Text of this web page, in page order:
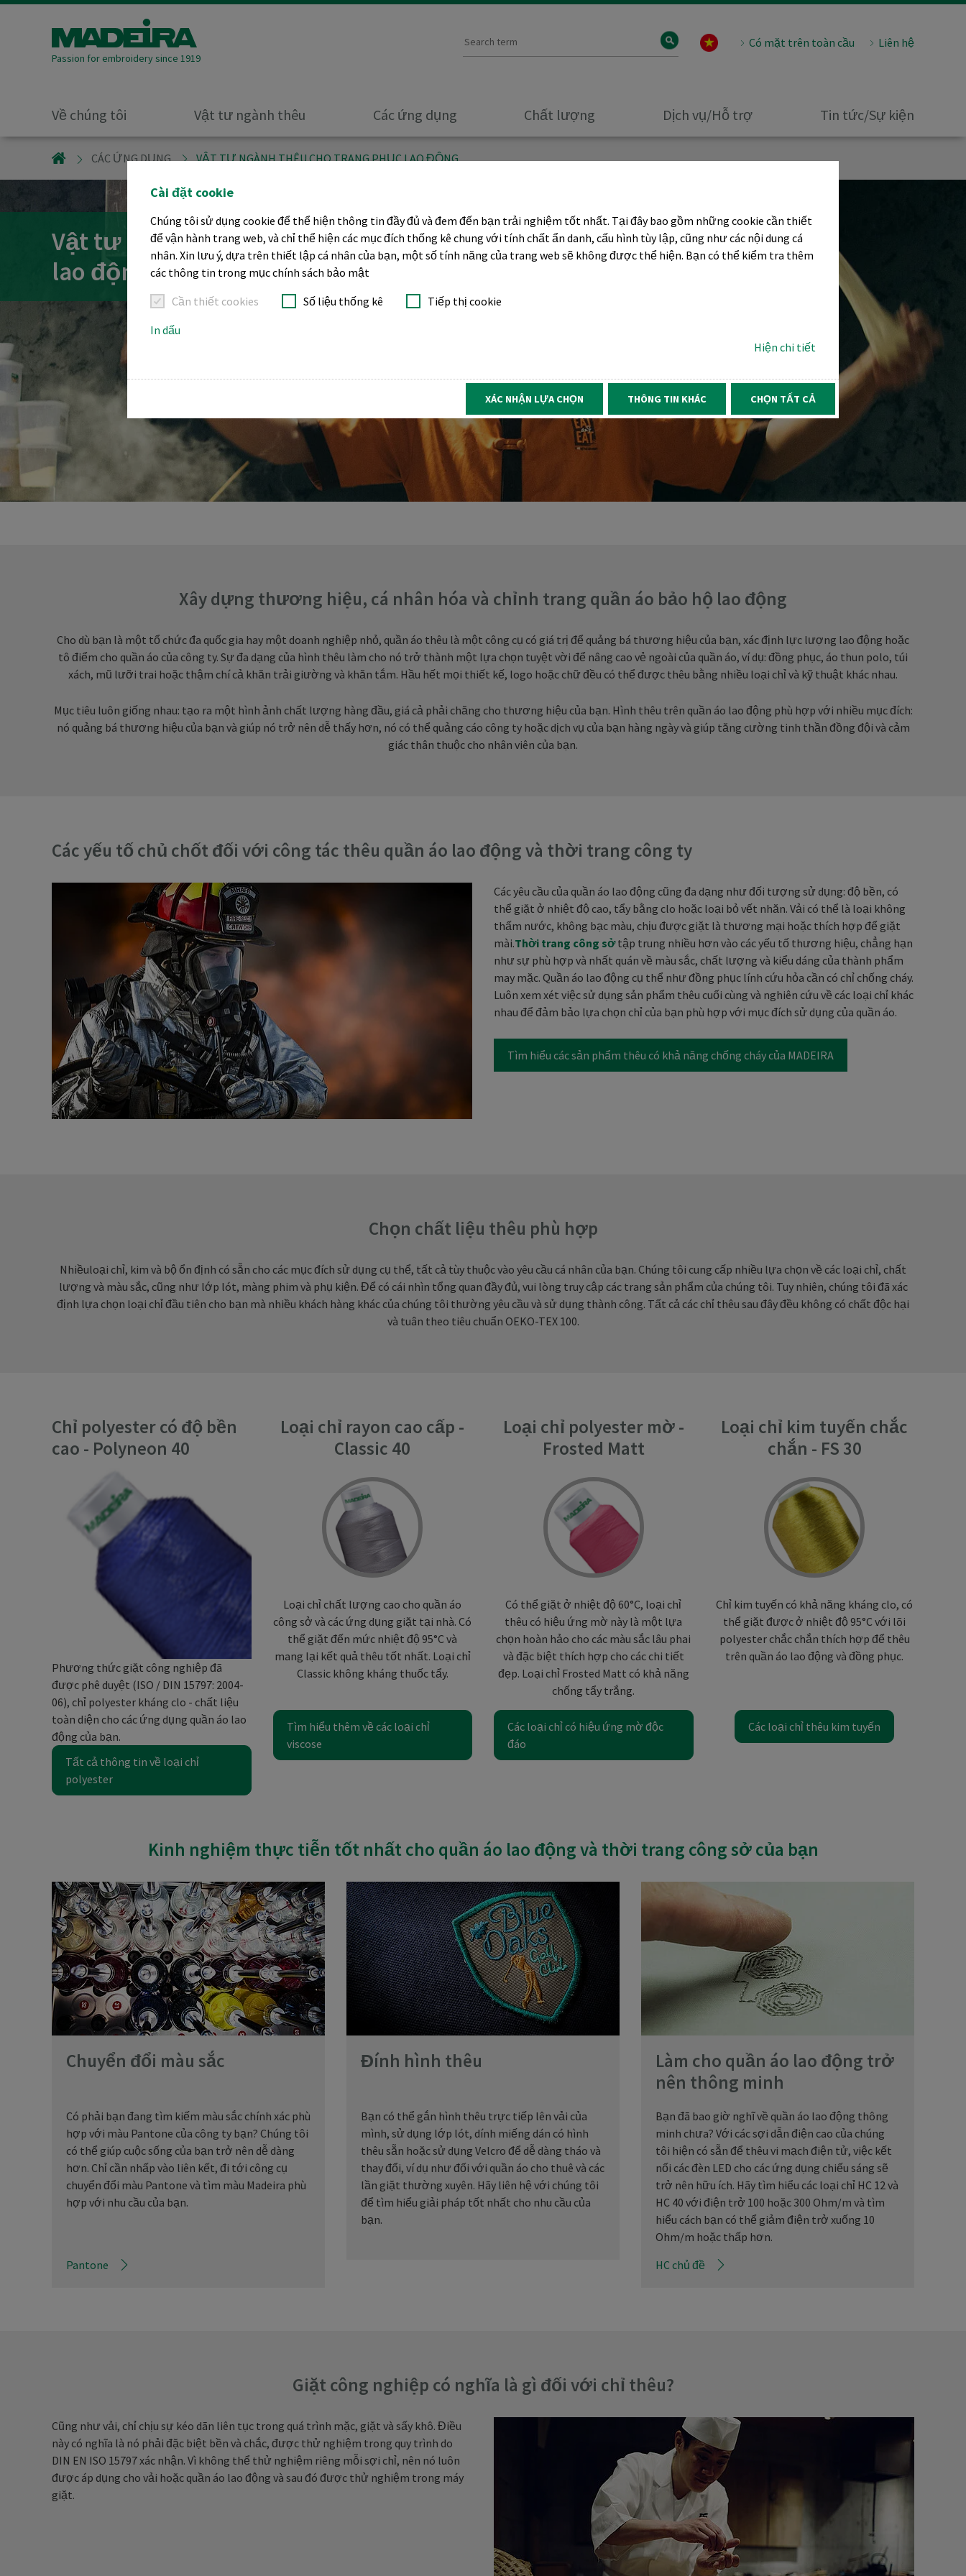
Cài đặt cookie
Chúng tôi sử dụng cookie để thể hiện thông tin đầy đủ và đem đến bạn trải nghiệm tốt nhất. Tại đây bao gồm những cookie cần thiết
để vận hành trang web, và chỉ thể hiện các mục đích thống kê chung với tính chất ẩn danh, cấu hình tùy lập, cũng như các nội dung cá
nhân. Xin lưu ý, dựa trên thiết lập cá nhân của bạn, một số tính năng của trang web sẽ không được thể hiện. Bạn có thể kiểm tra thêm
các thông tin trong mục chính sách bảo mật
Cần thiết cookies
Số liệu thống kê
Tiếp thị cookie
In dấu
Hiện chi tiết
XÁC NHẬN LỰA CHỌN THÔNG TIN KHÁC CHỌN TẤT CẢ
Passion for embroidery since 1919
Có mặt trên toàn cầu Liên hệ
Về chúng tôi Vật tư ngành thêu Các ứng dụng Chất lượng Dịch vụ/Hỗ trợ Tin tức/Sự kiện
GIẢI PHÁP THÊU
CÁC ỨNG DỤNG VẬT TƯ NGÀNH THÊU CHO TRANG PHỤC LAO ĐỘNG
Vật tư ngành thêu cho trang phục
lao động
Xây dựng thương hiệu, cá nhân hóa và chỉnh trang quần áo bảo hộ lao động
Cho dù bạn là một tổ chức đa quốc gia hay một doanh nghiệp nhỏ, quần áo thêu là một công cụ có giá trị để quảng bá thương hiệu của bạn, xác định lực lượng lao động hoặc
tô điểm cho quần áo của công ty. Sự đa dạng của hình thêu làm cho nó trở thành một lựa chọn tuyệt vời để nâng cao vẻ ngoài của quần áo, ví dụ: đồng phục, áo thun polo, túi
xách, mũ lưỡi trai hoặc thậm chí cả khăn trải giường và khăn tắm. Hầu hết mọi thiết kế, logo hoặc chữ đều có thể được thêu bằng nhiều loại chỉ và kỹ thuật khác nhau.
Mục tiêu luôn giống nhau: tạo ra một hình ảnh chất lượng hàng đầu, giá cả phải chăng cho thương hiệu của bạn. Hình thêu trên quần áo lao động phù hợp với nhiều mục đích:
nó quảng bá thương hiệu của bạn và giúp nó trở nên dễ thấy hơn, nó có thể quảng cáo công ty hoặc dịch vụ của bạn hàng ngày và giúp tăng cường tinh thần đồng đội và cảm
giác thân thuộc cho nhân viên của bạn.
Các yếu tố chủ chốt đối với công tác thêu quần áo lao động và thời trang công ty
Các yêu cầu của quần áo lao động cũng đa dạng như đối tượng sử dụng: độ bền, có
thể giặt ở nhiệt độ cao, tẩy bằng clo hoặc loại bỏ vết nhăn. Vải có thể là loại không
thấm nước, không bạc màu, chịu được giặt là thương mại hoặc thích hợp để giặt
mài.Thời trang công sởtập trung nhiều hơn vào các yếu tố thương hiệu, chẳng hạn
như sự phù hợp và nhất quán về màu sắc, chất lượng và kiểu dáng của thành phẩm
may mặc. Quần áo lao động cụ thể như đồng phục lính cứu hỏa cần có chỉ chống cháy.
Luôn xem xét việc sử dụng sản phẩm thêu cuối cùng và nghiên cứu về các loại chỉ khác
nhau để đảm bảo lựa chọn chỉ của bạn phù hợp với mục đích sử dụng của quần áo.
Tìm hiểu các sản phẩm thêu có khả năng chống cháy của MADEIRA
Chọn chất liệu thêu phù hợp
Nhiềuloại chỉ, kim và bộ ổn định có sẵn cho các mục đích sử dụng cụ thể, tất cả tùy thuộc vào yêu cầu cá nhân của bạn. Chúng tôi cung cấp nhiều lựa chọn về các loại chỉ, chất
lượng và màu sắc, cũng như lớp lót, màng phim và phụ kiện. Để có cái nhìn tổng quan đầy đủ, vui lòng truy cập các trang sản phẩm của chúng tôi. Tuy nhiên, chúng tôi đã xác
định lựa chọn loại chỉ đầu tiên cho bạn mà nhiều khách hàng khác của chúng tôi thường yêu cầu và sử dụng thành công. Tất cả các chỉ thêu sau đây đều không có chất độc hại
và tuân theo tiêu chuẩn OEKO-TEX 100.
Chỉ polyester có độ bền
cao - Polyneon 40
Phương thức giặt công nghiệp đã
được phê duyệt (ISO / DIN 15797: 2004-
06), chỉ polyester kháng clo - chất liệu
toàn diện cho các ứng dụng quần áo lao
động của bạn.
Tất cả thông tin về loại chỉ
polyester
Loại chỉ rayon cao cấp -
Classic 40
Loại chỉ chất lượng cao cho quần áo
công sở và các ứng dụng giặt tại nhà. Có
thể giặt đến mức nhiệt độ 95°C và
mang lại kết quả thêu tốt nhất. Loại chỉ
Classic không kháng thuốc tẩy.
Tìm hiểu thêm về các loại chỉ
viscose
Loại chỉ polyester mờ -
Frosted Matt
Có thể giặt ở nhiệt độ 60°C, loại chỉ
thêu có hiệu ứng mờ này là một lựa
chọn hoàn hảo cho các màu sắc lâu phai
và đặc biệt thích hợp cho các chi tiết
đẹp. Loại chỉ Frosted Matt có khả năng
chống tẩy trắng.
Các loại chỉ có hiệu ứng mờ độc
đáo
Loại chỉ kim tuyến chắc
chắn - FS 30
Chỉ kim tuyến có khả năng kháng clo, có
thể giặt được ở nhiệt độ 95°C với lõi
polyester chắc chắn thích hợp để thêu
trên quần áo lao động và đồng phục.
Các loại chỉ thêu kim tuyến
Kinh nghiệm thực tiễn tốt nhất cho quần áo lao động và thời trang công sở của bạn
Chuyển đổi màu sắc
Có phải bạn đang tìm kiếm màu sắc chính xác phù
hợp với màu Pantone của công ty bạn? Chúng tôi
có thể giúp cuộc sống của bạn trở nên dễ dàng
hơn. Chỉ cần nhấp vào liên kết, đi tới công cụ
chuyển đổi màu Pantone và tìm màu Madeira phù
hợp với nhu cầu của bạn.
Pantone
Đính hình thêu
Bạn có thể gắn hình thêu trực tiếp lên vải của
mình, sử dụng lớp lót, dính miếng dán có hình
thêu sẵn hoặc sử dụng Velcro để dễ dàng tháo và
thay đổi, ví dụ như đối với quần áo cho thuê và các
lần giặt thường xuyên. Hãy liên hệ với chúng tôi
để tìm hiểu giải pháp tốt nhất cho nhu cầu của
bạn.
Làm cho quần áo lao động trở
nên thông minh
Bạn đã bao giờ nghĩ về quần áo lao động thông
minh chưa? Với các sợi dẫn điện cao của chúng
tôi hiện có sẵn để thêu vi mạch điện tử, việc kết
nối các đèn LED cho các ứng dụng chiếu sáng sẽ
trở nên hữu ích. Hãy tìm hiểu các loại chỉ HC 12 và
HC 40 với điện trở 100 hoặc 300 Ohm/m và tìm
hiểu cách bạn có thể giảm điện trở xuống 10
Ohm/m hoặc thấp hơn.
HC chủ đề
Giặt công nghiệp có nghĩa là gì đối với chỉ thêu?
Cũng như vải, chỉ chịu sự kéo dãn liên tục trong quá trình mặc, giặt và sấy khô. Điều
này có nghĩa là nó phải đặc biệt bền và chắc, được thử nghiệm trong quy trình do
DIN EN ISO 15797 xác nhận. Vì không thể thử nghiệm riêng mỗi sợi chỉ, nên nó luôn
được áp dụng cho vải hoặc quần áo lao động và sau đó được thử nghiệm trong máy
giặt.